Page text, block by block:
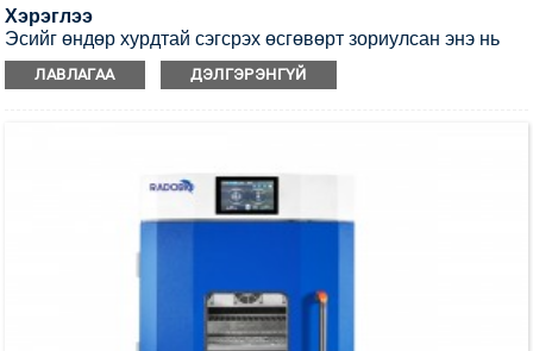
Хэрэглээ
Эсийг өндөр хурдтай сэгсрэх өсгөвөрт зориулсан энэ нь
хос мотор болон хос сэгсрэх тавиуртай хэт ягаан туяагаар
ариутгах давхарлаж болдог инкубатор сэгсрэгч юм.
ЛАВЛАГАА ДЭЛГЭРЭНГҮЙ